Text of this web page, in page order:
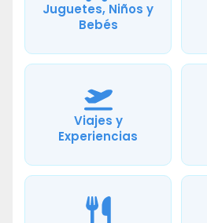
Juguetes, Niños y
Bebés
Viajes y
Experiencias